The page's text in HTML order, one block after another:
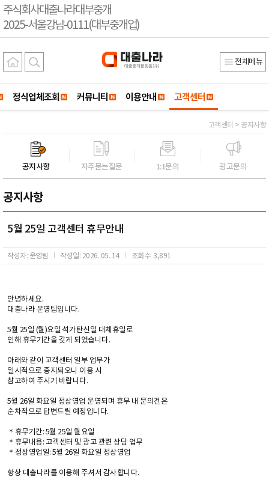
주식회사대출나라대부중개
2025-서울강남-0111(대부중개업)
전체메뉴
정식업체조회 커뮤니티 이용안내 고객센터
고객센터 > 공지사항
공지사항 자주묻는질문 1:1문의 광고문의
공지사항
5월 25일 고객센터 휴무안내
작성자: 운영팀 작성일: 2026. 05. 14 조회수: 3,891
안녕하세요.
대출나라 운영팀입니다.
5월 25일 (월)요일 석가탄신일 대체휴일로
인해 휴무기간을 갖게 되었습니다.
아래와 같이 고객센터 일부 업무가
일시적으로 중지되오니 이용 시
참고하여 주시기 바랍니다.
5월 26일 화요일 정상영업 운영되며 휴무 내 문의건은
순차적으로 답변드릴 예정입니다.
＊휴무기간: 5월 25일 월요일
＊휴무내용: 고객센터 및 광고 관련 상담 업무
＊정상영업일: 5월 26일 화요일 정상영업
항상 대출나라를 이용해 주셔서 감사합니다.